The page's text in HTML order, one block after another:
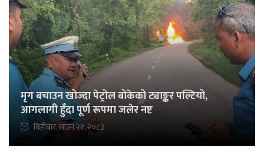
मृग बचाउन खोज्दा पेट्रोल बोकेको ट्याङ्कर पल्टियो,
आगलागी हुँदा पूर्ण रूपमा जलेर नष्ट
बिहीबार, साउन २१, २०८३